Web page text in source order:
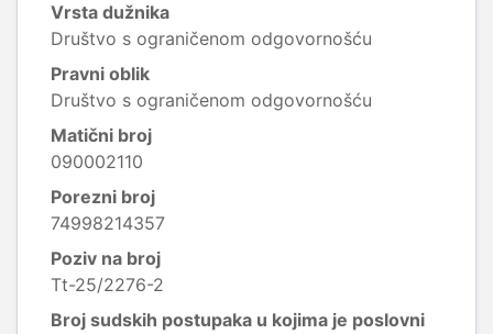
Vrsta dužnika
Društvo s ograničenom odgovornošću
Pravni oblik
Društvo s ograničenom odgovornošću
Matični broj
090002110
Porezni broj
74998214357
Poziv na broj
Tt-25/2276-2
Broj sudskih postupaka u kojima je poslovni